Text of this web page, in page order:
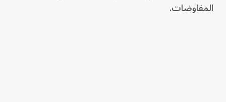
المفاوضات.